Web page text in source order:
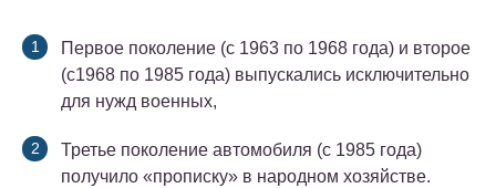
Первое поколение (с 1963 по 1968 года) и второе
(с1968 по 1985 года) выпускались исключительно
для нужд военных,
Третье поколение автомобиля (с 1985 года)
получило «прописку» в народном хозяйстве.